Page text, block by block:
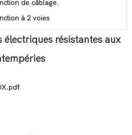
de câblage,
à 2 voies
électriques résistantes aux